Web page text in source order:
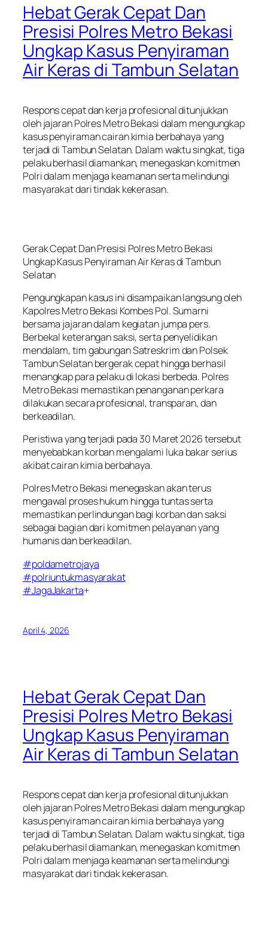
Hebat Gerak Cepat Dan
Presisi Polres Metro Bekasi
Ungkap Kasus Penyiraman
Air Keras di Tambun Selatan
Respons cepat dan kerja profesional ditunjukkan
oleh jajaran Polres Metro Bekasi dalam mengungkap
kasus penyiraman cairan kimia berbahaya yang
terjadi di Tambun Selatan. Dalam waktu singkat, tiga
pelaku berhasil diamankan, menegaskan komitmen
Polri dalam menjaga keamanan serta melindungi
masyarakat dari tindak kekerasan.
Gerak Cepat Dan Presisi Polres Metro Bekasi
Ungkap Kasus Penyiraman Air Keras di Tambun
Selatan
Pengungkapan kasus ini disampaikan langsung oleh
Kapolres Metro Bekasi Kombes Pol. Sumarni
bersama jajaran dalam kegiatan jumpa pers.
Berbekal keterangan saksi, serta penyelidikan
mendalam, tim gabungan Satreskrim dan Polsek
Tambun Selatan bergerak cepat hingga berhasil
menangkap para pelaku di lokasi berbeda. Polres
Metro Bekasi memastikan penanganan perkara
dilakukan secara profesional, transparan, dan
berkeadilan.
Peristiwa yang terjadi pada 30 Maret 2026 tersebut
menyebabkan korban mengalami luka bakar serius
akibat cairan kimia berbahaya.
Polres Metro Bekasi menegaskan akan terus
mengawal proses hukum hingga tuntas serta
memastikan perlindungan bagi korban dan saksi
sebagai bagian dari komitmen pelayanan yang
humanis dan berkeadilan.
#poldametrojaya
#polriuntukmasyarakat
#JagaJakarta+
April 4, 2026
Hebat Gerak Cepat Dan
Presisi Polres Metro Bekasi
Ungkap Kasus Penyiraman
Air Keras di Tambun Selatan
Respons cepat dan kerja profesional ditunjukkan
oleh jajaran Polres Metro Bekasi dalam mengungkap
kasus penyiraman cairan kimia berbahaya yang
terjadi di Tambun Selatan. Dalam waktu singkat, tiga
pelaku berhasil diamankan, menegaskan komitmen
Polri dalam menjaga keamanan serta melindungi
masyarakat dari tindak kekerasan.